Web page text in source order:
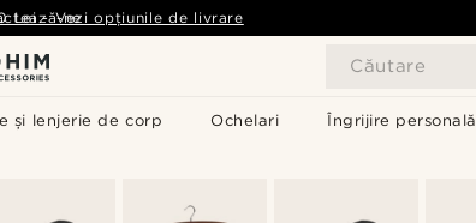
Căutare
și lenjerie de corp Ochelari Îngrijire personală
Lei - Vezi opțiunile de livrare
ne